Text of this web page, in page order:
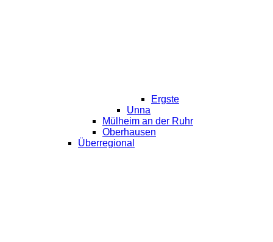
Ergste
Unna
Mülheim an der Ruhr
Oberhausen
Überregional